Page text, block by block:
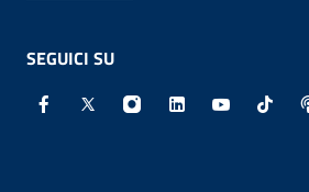
SEGUICI SU
Facebook - Sito esterno -
X - Sito esterno -
Instagram - Sito
Linkedin - Sito
Youtube